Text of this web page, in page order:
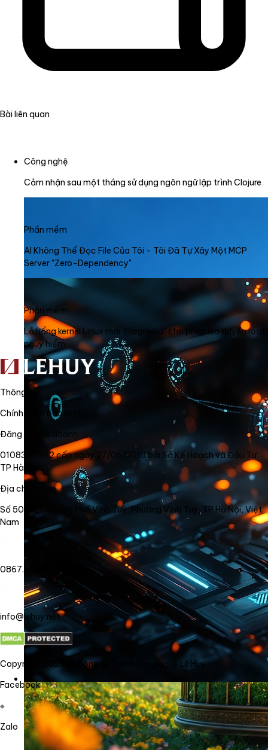
Bài liên quan
Công nghệ
Cảm nhận sau một tháng sử dụng ngôn ngữ lập trình Clojure
Phần mềm
AI Không Thể Đọc File Của Tôi - Tôi Đã Tự Xây Một MCP
Server "Zero-Dependency"
Phần mềm
Lỗ hổng kernel Linux mới "Fragnesia" cho phép leo quyền root
nguy hiểm
Thông tin
Chính sách bảo mật
Đăng ký kinh doanh
0108340562 cấp ngày 27/06/2018 bởi Sở Kế Hoạch và Đầu Tư
TP Hà Nội
Địa chỉ
Số 50, Ngõ 34/56 Phố Vĩnh Tuy, Phường Vĩnh Tuy, TP Hà Nội, Việt
Nam
0867.800.878
info@lehuy.net
Copyright 2026 @ Công ty TNHH công nghệ Lê Huy
Facebook
Zalo